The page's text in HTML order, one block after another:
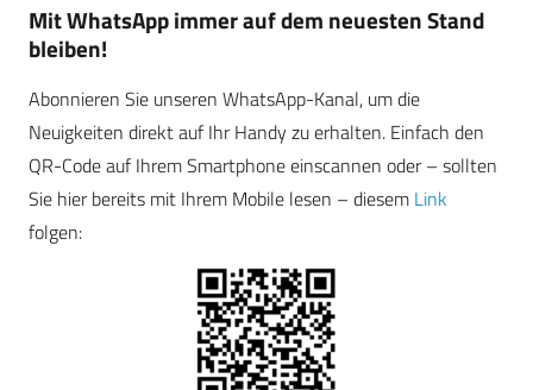
Mit WhatsApp immer auf dem neuesten Stand
bleiben!
Abonnieren Sie unseren WhatsApp-Kanal, um die
Neuigkeiten direkt auf Ihr Handy zu erhalten. Einfach den
QR-Code auf Ihrem Smartphone einscannen oder – sollten
Sie hier bereits mit Ihrem Mobile lesen – diesem Link
folgen: